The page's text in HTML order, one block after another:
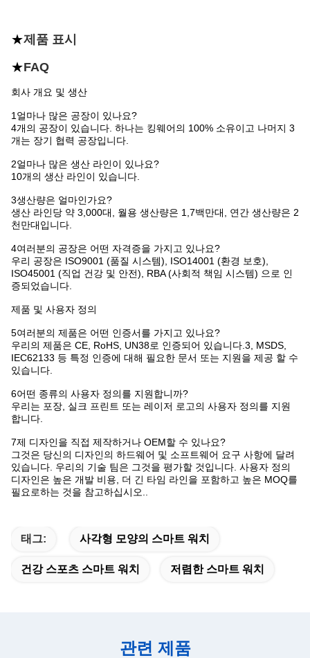
★제품 표시
★FAQ
회사 개요 및 생산
1얼마나 많은 공장이 있나요?
4개의 공장이 있습니다. 하나는 킹웨어의 100% 소유이고 나머지 3
개는 장기 협력 공장입니다.
2얼마나 많은 생산 라인이 있나요?
10개의 생산 라인이 있습니다.
3생산량은 얼마인가요?
생산 라인당 약 3,000대, 월용 생산량은 1,7백만대, 연간 생산량은 2
천만대입니다.
4여러분의 공장은 어떤 자격증을 가지고 있나요?
우리 공장은 ISO9001 (품질 시스템), ISO14001 (환경 보호),
ISO45001 (직업 건강 및 안전), RBA (사회적 책임 시스템) 으로 인
증되었습니다.
제품 및 사용자 정의
5여러분의 제품은 어떤 인증서를 가지고 있나요?
우리의 제품은 CE, RoHS, UN38로 인증되어 있습니다.3, MSDS,
IEC62133 등 특정 인증에 대해 필요한 문서 또는 지원을 제공 할 수
있습니다.
6어떤 종류의 사용자 정의를 지원합니까?
우리는 포장, 실크 프린트 또는 레이저 로고의 사용자 정의를 지원
합니다.
7제 디자인을 직접 제작하거나 OEM할 수 있나요?
그것은 당신의 디자인의 하드웨어 및 소프트웨어 요구 사항에 달려
있습니다. 우리의 기술 팀은 그것을 평가할 것입니다. 사용자 정의
디자인은 높은 개발 비용, 더 긴 타임 라인을 포함하고 높은 MOQ를
필요로하는 것을 참고하십시오..
태그: 사각형 모양의 스마트 워치
건강 스포츠 스마트 워치 저렴한 스마트 워치
관련 제품